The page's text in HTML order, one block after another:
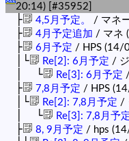
20:14) [#35952]
├ 4,5月予定。 / マネ
├ 4月予定追加 / マネ
├ 6月予定 / HPS (14/
│└ Re[2]: 6月予定 /
│ └ Re[3]: 6月予定
├ 7,8月予定 / HPS
│└ Re[2]: 7,8月予定 /
│ └ Re[3]: 7,8月予
├ 8, 9月予定 / hps